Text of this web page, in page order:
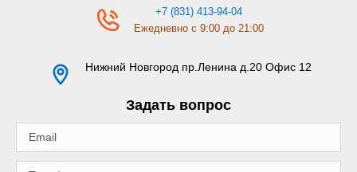
+7 (831) 413-94-04
Ежедневно с 9:00 до 21:00
Нижний Новгород пр.Ленина д.20 Офис 12
Задать вопрос